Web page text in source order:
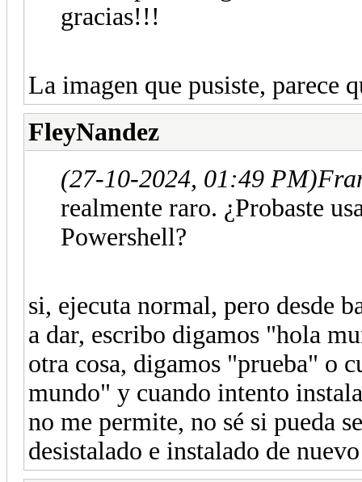
gracias!!!
La imagen que pusiste, parece
FleyNandez
(27-10-2024, 01:49 PM)
realmente raro. ¿Probaste
Powershell?
si, ejecuta normal, pero desde
a dar, escribo digamos "hola
otra cosa, digamos "prueba" o
mundo" y cuando intento
no me permite, no sé si pueda
desistalado e instalado de